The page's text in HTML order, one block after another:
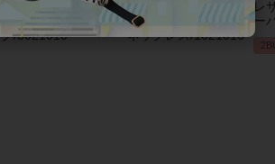
チ】イタリア製大ぶ
グ/3021010-
ール×キュービック
ジルコニアフラワー
ネックレス/1021016
レ
ー